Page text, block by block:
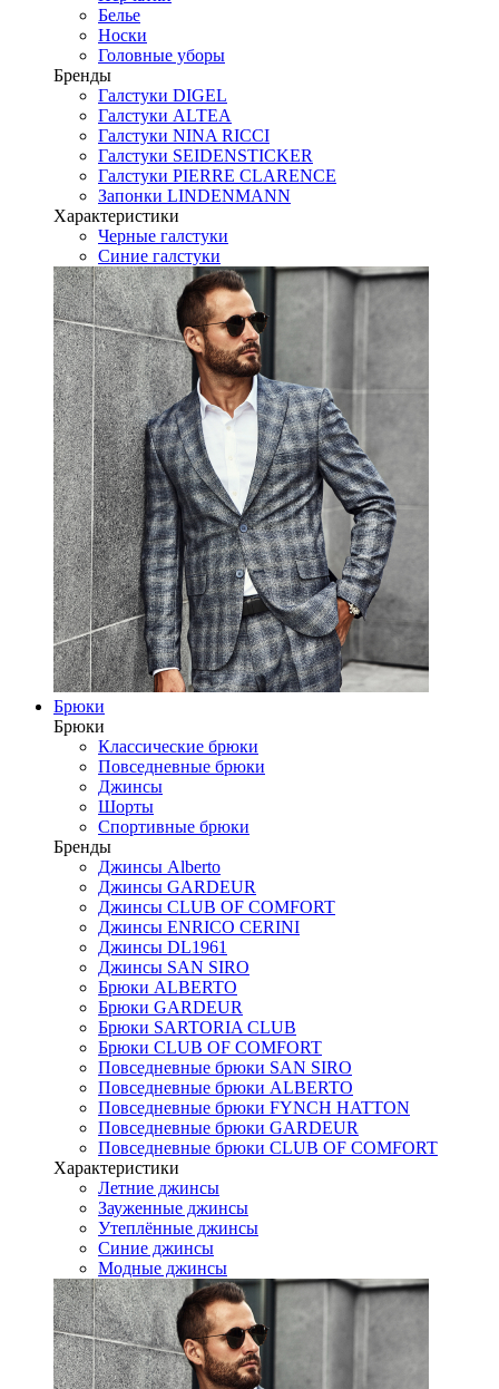
Белье
Носки
Головные уборы
Бренды
Галстуки DIGEL
Галстуки ALTEA
Галстуки NINA RICCI
Галстуки SEIDENSTICKER
Галстуки PIERRE CLARENCE
Запонки LINDENMANN
Характеристики
Черные галстуки
Синие галстуки
Брюки
Брюки
Классические брюки
Повседневные брюки
Джинсы
Шорты
Спортивные брюки
Бренды
Джинсы Alberto
Джинсы GARDEUR
Джинсы CLUB OF COMFORT
Джинсы ENRICO CERINI
Джинсы DL1961
Джинсы SAN SIRO
Брюки ALBERTO
Брюки GARDEUR
Брюки SARTORIA CLUB
Брюки CLUB OF COMFORT
Повседневные брюки SAN SIRO
Повседневные брюки ALBERTO
Повседневные брюки FYNCH HATTON
Повседневные брюки GARDEUR
Повседневные брюки CLUB OF COMFORT
Характеристики
Летние джинсы
Зауженные джинсы
Утеплённые джинсы
Синие джинсы
Модные джинсы